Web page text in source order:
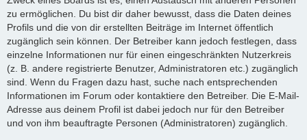
zu ermöglichen. Du bist dir daher bewusst, dass die Daten deines
Profils und die von dir erstellten Beiträge im Internet öffentlich
zugänglich sein können. Der Betreiber kann jedoch festlegen, dass
einzelne Informationen nur für einen eingeschränkten Nutzerkreis
(z. B. andere registrierte Benutzer, Administratoren etc.) zugänglich
sind. Wenn du Fragen dazu hast, suche nach entsprechenden
Informationen im Forum oder kontaktiere den Betreiber. Die E-Mail-
Adresse aus deinem Profil ist dabei jedoch nur für den Betreiber
und von ihm beauftragte Personen (Administratoren) zugänglich.